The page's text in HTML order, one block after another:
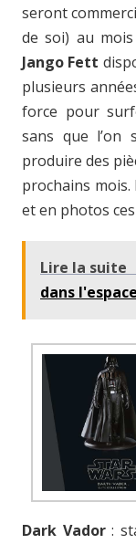
seront
de soi) au
Jango Fett
plusieurs
force pour
sans que l’on
produire des
prochains
et en photos
Lire la suite
dans l'espace
Dark Vador: